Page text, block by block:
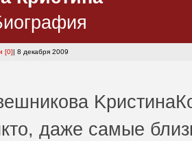
[0]| 8 декабря 2009
Kристина
даже самые